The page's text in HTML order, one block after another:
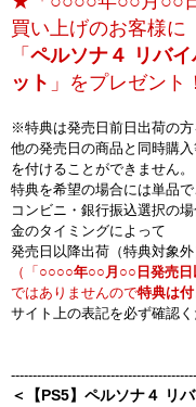
買い上げのお客様に
「 ペルソナ４ リバ
ット 」をプレゼント！
※特典は発売日前日出荷の方
他の発売日の商品と同時購
を付けることができません。
特典を希望の場合には単品
コンビニ・銀行振込選択の
金のタイミングによって
発売日以降出荷（特典対象外
（「 ○○○○年○○月○○日発売日
ではありませんので特典は
サイト上の表記を必ず確認
＜【PS5】ペルソナ４ リ